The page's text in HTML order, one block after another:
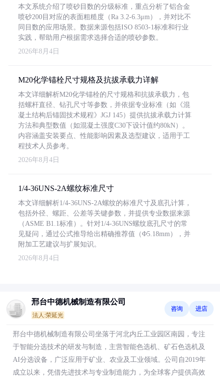
本文系统介绍了喷砂目数的分级标准，重点分析了铝合金
喷砂200目对应的表面粗糙度（Ra 3.2-6.3μm），并对比不
同目数的应用场景。数据来源包括ISO 8503-1标准和行业
实践，帮助用户根据需求选择合适的喷砂参数。
2026年8月4日
M20化学锚栓尺寸规格及抗拔承载力详解
本文详细解析M20化学锚栓的尺寸规格和抗拔承载力，包
括螺杆直径、钻孔尺寸等参数，并依据专业标准（如《混
凝土结构后锚固技术规程》JGJ 145）提供抗拔承载力计算
方法和典型数值（如混凝土强度C30下设计值约80kN）。
内容涵盖安装要点、性能影响因素及选型建议，适用于工
程技术人员参考。
2026年8月4日
1/4-36UNS-2A螺纹标准尺寸
本文详细解析1/4-36UNS-2A螺纹的标准尺寸及底孔计算，
包括外径、螺距、公差等关键参数，并提供专业数据来源
（ASME B1.1标准）。针对1/4-36UNS螺纹底孔尺寸的常
见疑问，通过公式推导给出精确推荐值（Φ5.18mm），并
附加工艺建议与扩展知识。
2026年8月4日
邢台中德机械制造有限公司
法人:荣延光
咨询 进店
邢台中德机械制造有限公司坐落于河北内丘工业园区南园，专注
于智能分选技术的研发与制造，主营智能色选机、矿石色选机及
AI分选设备，广泛应用于矿业、农业及工业领域。公司自2019年
成立以来，凭借先进技术与专业制造能力，为全球客户提供高效